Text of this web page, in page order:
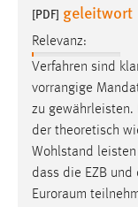
[PDF] geleitwort
Relevanz:
Verfahren sind
vorrangige
zu
der theoretisch
Wohlstand
dass die EZB
Euroraum